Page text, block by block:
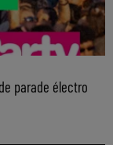
parade électro